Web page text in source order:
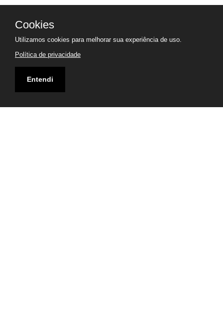
Cookies
Utilizamos cookies para melhorar sua experiência de uso.
Política de privacidade
Entendi